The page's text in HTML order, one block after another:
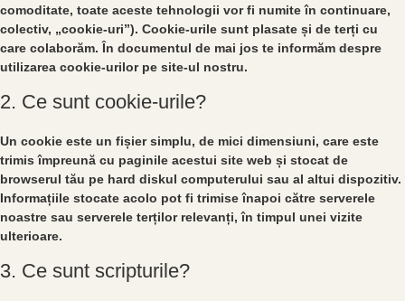
comoditate, toate aceste tehnologii vor fi numite în continuare,
colectiv, „cookie-uri”). Cookie-urile sunt plasate și de terți cu
care colaborăm. În documentul de mai jos te informăm despre
utilizarea cookie-urilor pe site-ul nostru.
2. Ce sunt cookie-urile?
Un cookie este un fișier simplu, de mici dimensiuni, care este
trimis împreună cu paginile acestui site web și stocat de
browserul tău pe hard diskul computerului sau al altui dispozitiv.
Informațiile stocate acolo pot fi trimise înapoi către serverele
noastre sau serverele terților relevanți, în timpul unei vizite
ulterioare.
3. Ce sunt scripturile?